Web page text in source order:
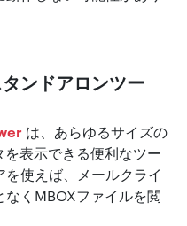
ンドアロンツー
は、あらゆるサイズの
表示できる便利なツー
使えば、メールクライ
くMBOXファイルを閲